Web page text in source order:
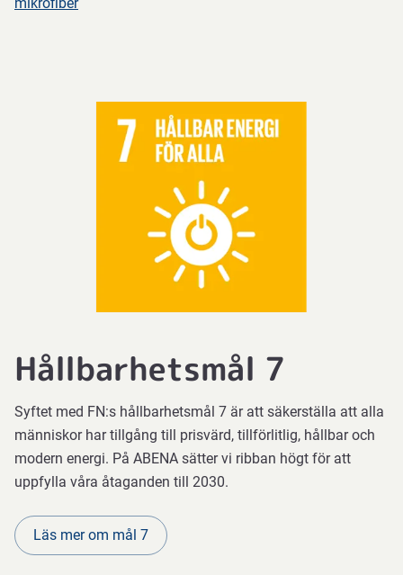
Hållbarhetsmål 7
Syftet med FN:s hållbarhetsmål 7 är att säkerställa att alla
människor har tillgång till prisvärd, tillförlitlig, hållbar och
modern energi. På ABENA sätter vi ribban högt för att
uppfylla våra åtaganden till 2030.
Läs mer om mål 7